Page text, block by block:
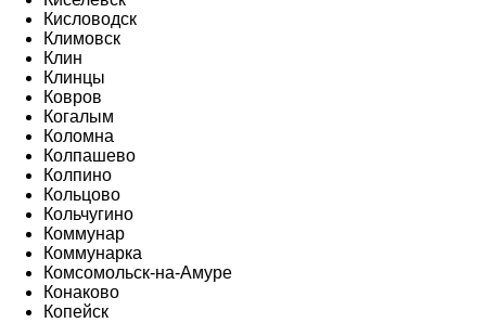
Кисловодск
Климовск
Клин
Клинцы
Ковров
Когалым
Коломна
Колпашево
Колпино
Кольцово
Кольчугино
Коммунар
Коммунарка
Комсомольск-на-Амуре
Конаково
Копейск